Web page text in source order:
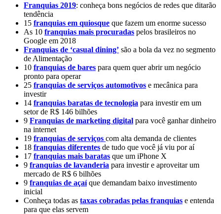
Franquias 2019: conheça bons negócios de redes que ditarão
tendência
15 franquias em quiosque que fazem um enorme sucesso
As 10 franquias mais procuradas pelos brasileiros no
Google em 2018
Franquias de ‘casual dining’ são a bola da vez no segmento
de Alimentação
10 franquias de bares para quem quer abrir um negócio
pronto para operar
25 franquias de serviços automotivos e mecânica para
investir
14 franquias baratas de tecnologia para investir em um
setor de R$ 146 bilhões
9 Franquias de marketing digital para você ganhar dinheiro
na internet
19 franquias de serviços com alta demanda de clientes
18 franquias diferentes de tudo que você já viu por aí
17 franquias mais baratas que um iPhone X
9 franquias de lavanderia para investir e aproveitar um
mercado de R$ 6 bilhões
9 franquias de açaí que demandam baixo investimento
inicial
Conheça todas as taxas cobradas pelas franquias e entenda
para que elas servem